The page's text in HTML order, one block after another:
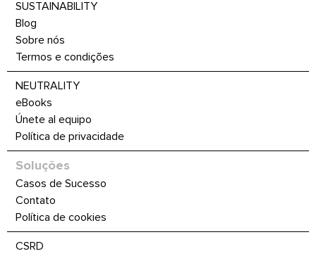
SUSTAINABILITY
Blog
Sobre nós
Termos e condições
NEUTRALITY
eBooks
Únete al equipo
Política de privacidade
Soluções
Casos de Sucesso
Contato
Política de cookies
CSRD